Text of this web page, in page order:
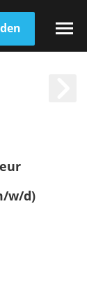
w/d)